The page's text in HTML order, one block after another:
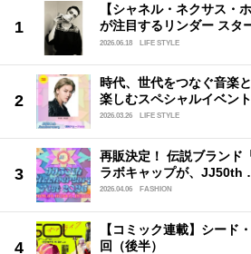
【シャネル・ネクサス・
が注目するリンダー スタ
2026.06.18
LIFE STYLE
時代、世代をつなぐ音楽
楽しむスペシャルイベン
2026.03.26 LIFE STYLE
再販決定！ 伝説ブランド
ラボキャップが、JJ50th
2026.04.06 FASHION
【コミック連載】シード
回（後半）